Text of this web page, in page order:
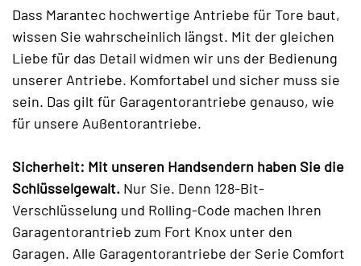
Dass Marantec hochwertige Antriebe für Tore baut,
wissen Sie wahrscheinlich längst. Mit der gleichen
Liebe für das Detail widmen wir uns der Bedienung
unserer Antriebe. Komfortabel und sicher muss sie
sein. Das gilt für Garagentorantriebe genauso, wie
für unsere Außentorantriebe.
Sicherheit: Mit unseren Handsendern haben Sie die
Schlüsselgewalt. Nur Sie. Denn 128-Bit-
Verschlüsselung und Rolling-Code machen Ihren
Garagentorantrieb zum Fort Knox unter den
Garagen. Alle Garagentorantriebe der Serie Comfort